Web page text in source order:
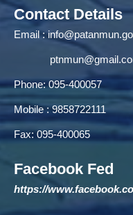
Contact Details
Email :
Phone: 095-400057
Mobile : 9858722111
Fax: 095-400065
Facebook Fed
https://